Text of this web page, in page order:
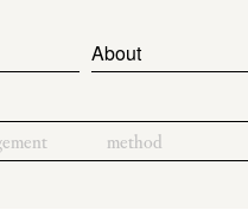
About
method